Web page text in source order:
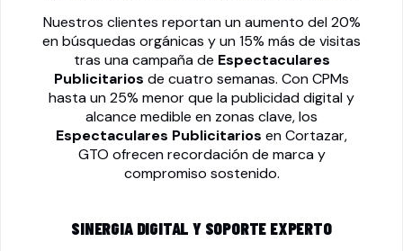
Nuestros clientes reportan un aumento del 20%
en búsquedas orgánicas y un 15% más de visitas
tras una campaña de Espectaculares
Publicitarios de cuatro semanas. Con CPMs
hasta un 25% menor que la publicidad digital y
alcance medible en zonas clave, los
Espectaculares Publicitarios en Cortazar,
GTO ofrecen recordación de marca y
compromiso sostenido.
SINERGIA DIGITAL Y SOPORTE EXPERTO